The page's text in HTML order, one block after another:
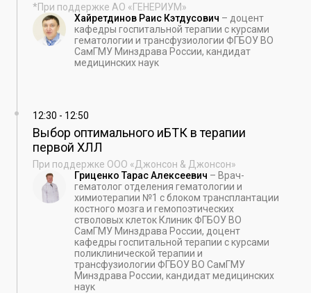
*При поддержке АО «ГЕНЕРИУМ»
Хайретдинов Раис Кэтдусович – доцент
кафедры госпитальной терапии с курсами
гематологии и трансфузиологии ФГБОУ ВО
СамГМУ Минздрава России, кандидат
медицинских наук
12:30 - 12:50
Выбор оптимального иБТК в терапии
первой ХЛЛ
При поддержке ООО «Джонсон & Джонсон»
Гриценко Тарас Алексеевич – Врач-
гематолог отделения гематологии и
химиотерапии №1 с блоком трансплантации
костного мозга и гемопоэтических
стволовых клеток Клиник ФГБОУ ВО
СамГМУ Минздрава России, доцент
кафедры госпитальной терапии с курсами
поликлинической терапии и
трансфузиологии ФГБОУ ВО СамГМУ
Минздрава России, кандидат медицинских
наук